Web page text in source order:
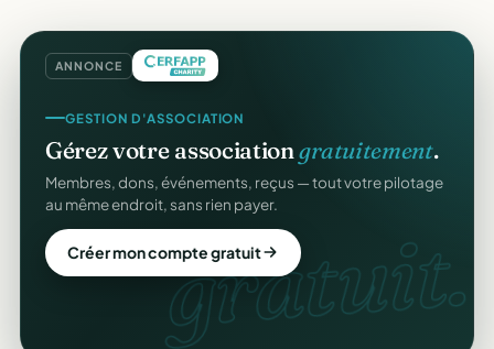
ANNONCE
gratuit.
GESTION D'ASSOCIATION
Gérez votre associationgratuitement.
Membres, dons, événements, reçus — tout votre pilotage
au même endroit, sans rien payer.
Créer mon compte gratuit